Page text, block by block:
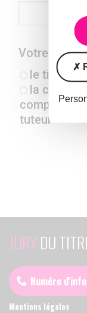
Votre
le titre
la
tuteur
JURY DU
Numéro
Mentions légales